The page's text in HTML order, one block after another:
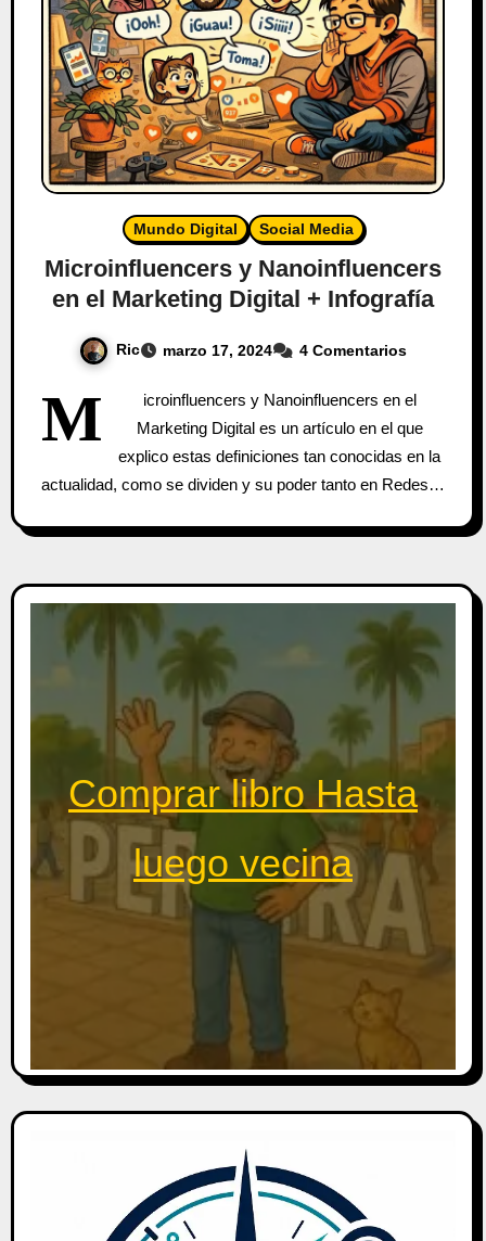
Mundo Digital Social Media
Microinfluencers y Nanoinfluencers
en el Marketing Digital + Infografía
Ric marzo 17, 2024 4 Comentarios
M
icroinfluencers y Nanoinfluencers en el
Marketing Digital es un artículo en el que
explico estas definiciones tan conocidas en la
actualidad, como se dividen y su poder tanto en Redes…
Comprar libro Hasta
luego vecina